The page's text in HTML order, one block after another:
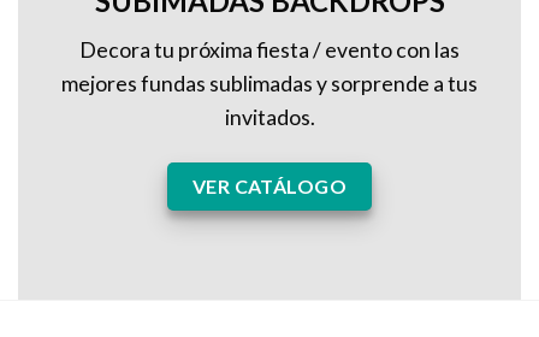
Decora tu próxima fiesta / evento con las
mejores fundas sublimadas y sorprende a tus
invitados.
VER CATÁLOGO